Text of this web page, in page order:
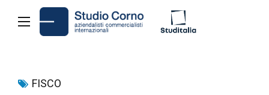
FISCO